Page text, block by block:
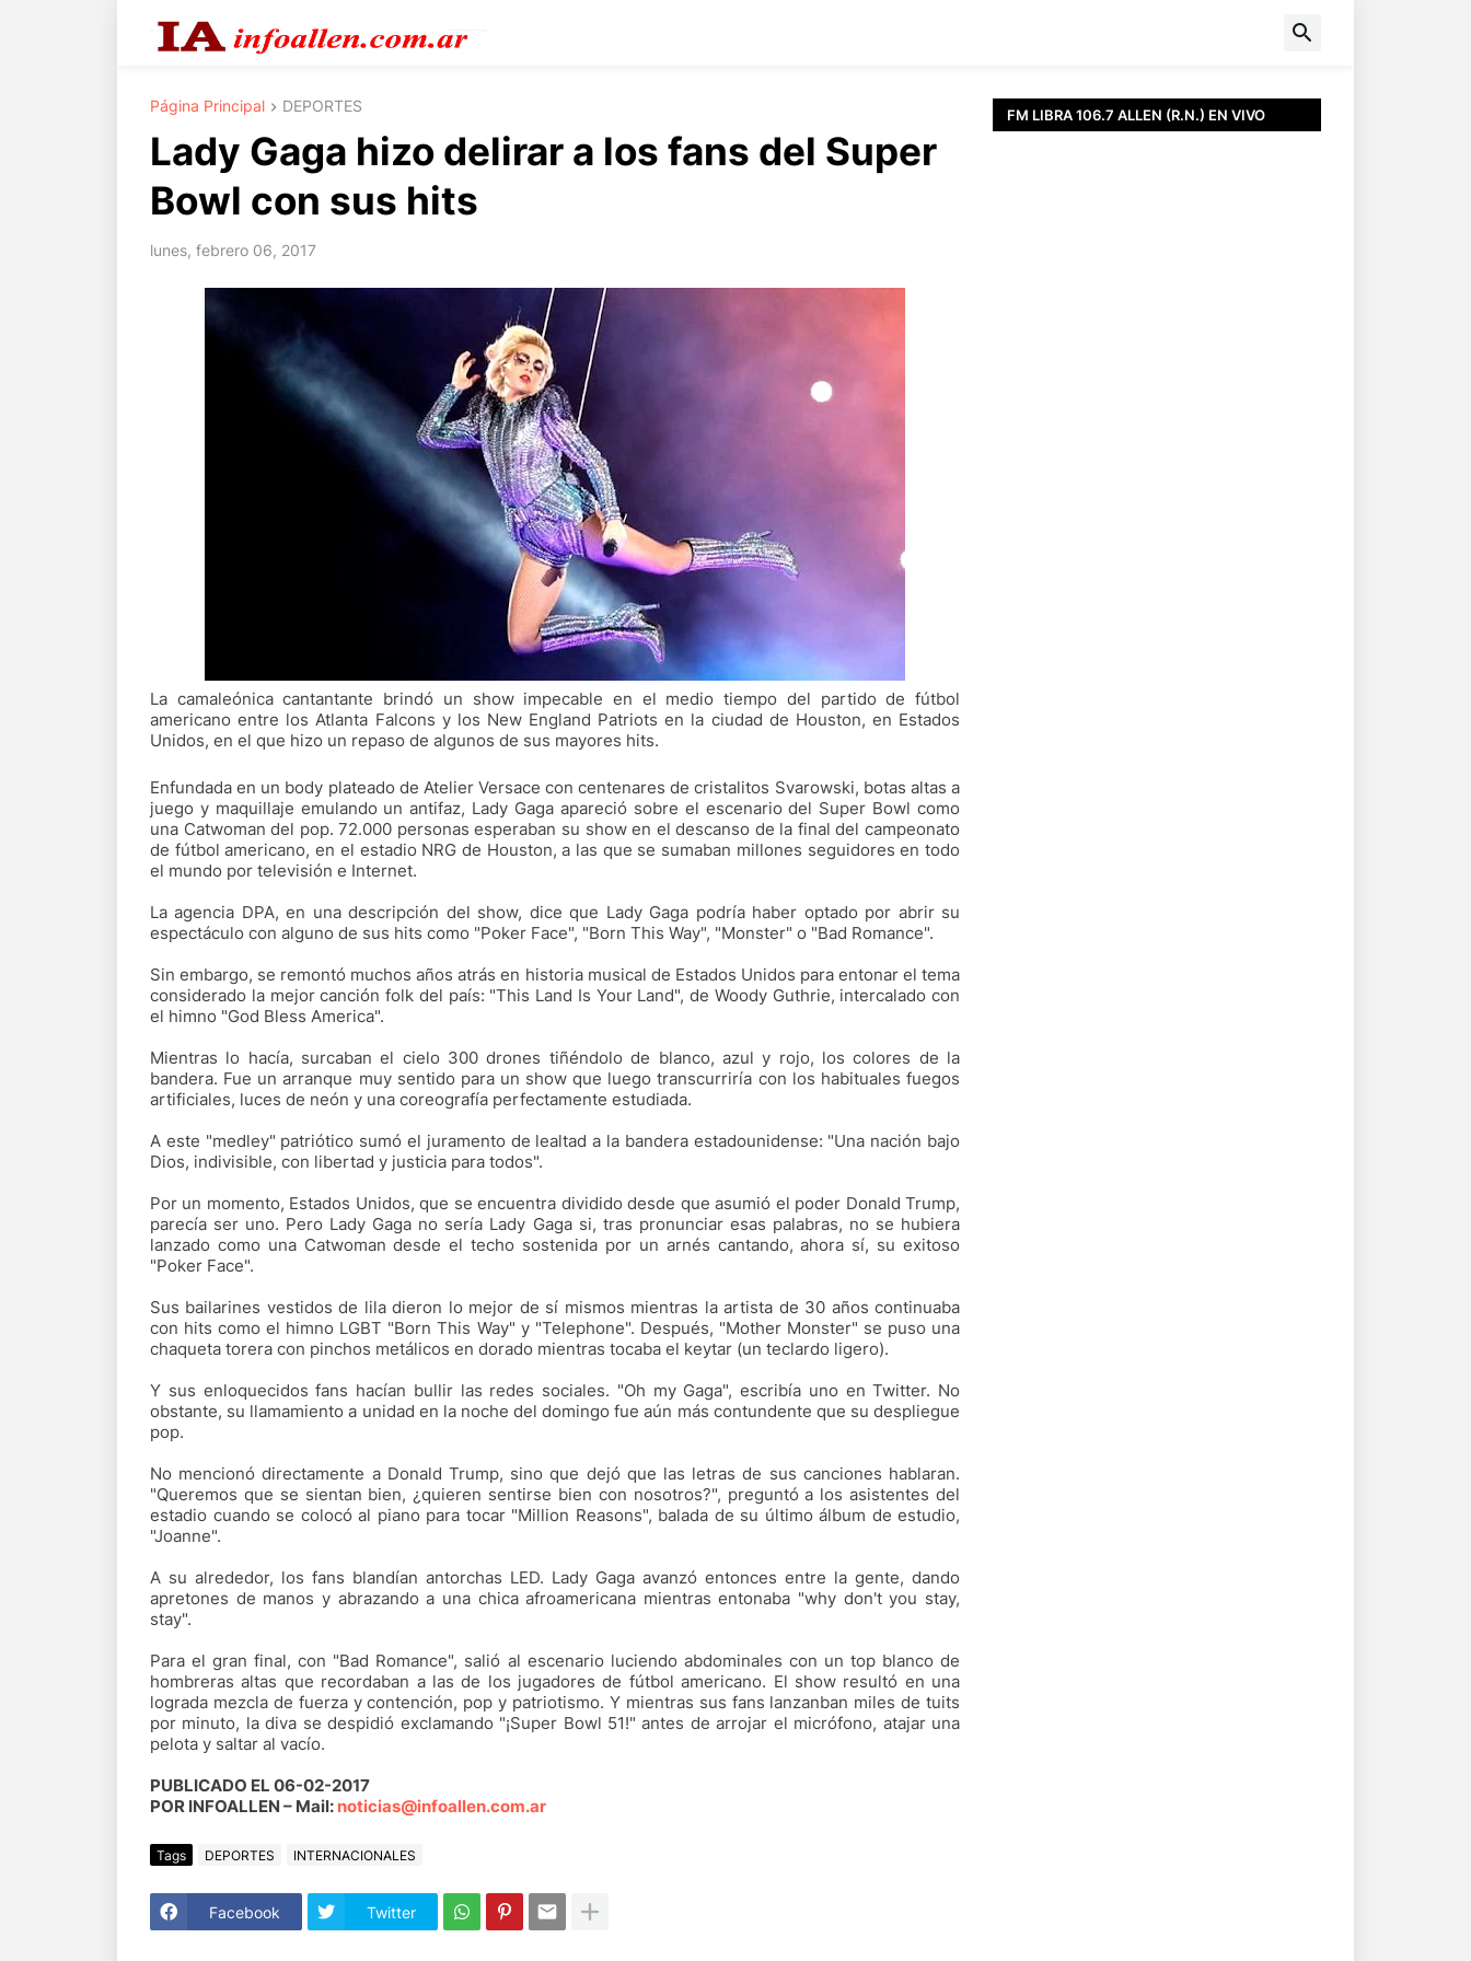
Página Principal DEPORTES
Lady Gaga hizo delirar a los fans del Super
Bowl con sus hits
lunes, febrero 06, 2017
La camaleónica cantantante brindó un show impecable en el medio tiempo del partido de fútbol
americano entre los Atlanta Falcons y los New England Patriots en la ciudad de Houston, en Estados
Unidos, en el que hizo un repaso de algunos de sus mayores hits.
Enfundada en un body plateado de Atelier Versace con centenares de cristalitos Svarowski, botas altas a
juego y maquillaje emulando un antifaz, Lady Gaga apareció sobre el escenario del Super Bowl como
una Catwoman del pop. 72.000 personas esperaban su show en el descanso de la final del campeonato
de fútbol americano, en el estadio NRG de Houston, a las que se sumaban millones seguidores en todo
el mundo por televisión e Internet.
La agencia DPA, en una descripción del show, dice que Lady Gaga podría haber optado por abrir su
espectáculo con alguno de sus hits como "Poker Face", "Born This Way", "Monster" o "Bad Romance".
Sin embargo, se remontó muchos años atrás en historia musical de Estados Unidos para entonar el tema
considerado la mejor canción folk del país: "This Land Is Your Land", de Woody Guthrie, intercalado con
el himno "God Bless America".
Mientras lo hacía, surcaban el cielo 300 drones tiñéndolo de blanco, azul y rojo, los colores de la
bandera. Fue un arranque muy sentido para un show que luego transcurriría con los habituales fuegos
artificiales, luces de neón y una coreografía perfectamente estudiada.
A este "medley" patriótico sumó el juramento de lealtad a la bandera estadounidense: "Una nación bajo
Dios, indivisible, con libertad y justicia para todos".
Por un momento, Estados Unidos, que se encuentra dividido desde que asumió el poder Donald Trump,
parecía ser uno. Pero Lady Gaga no sería Lady Gaga si, tras pronunciar esas palabras, no se hubiera
lanzado como una Catwoman desde el techo sostenida por un arnés cantando, ahora sí, su exitoso
"Poker Face".
Sus bailarines vestidos de lila dieron lo mejor de sí mismos mientras la artista de 30 años continuaba
con hits como el himno LGBT "Born This Way" y "Telephone". Después, "Mother Monster" se puso una
chaqueta torera con pinchos metálicos en dorado mientras tocaba el keytar (un teclardo ligero).
Y sus enloquecidos fans hacían bullir las redes sociales. "Oh my Gaga", escribía uno en Twitter. No
obstante, su llamamiento a unidad en la noche del domingo fue aún más contundente que su despliegue
pop.
No mencionó directamente a Donald Trump, sino que dejó que las letras de sus canciones hablaran.
"Queremos que se sientan bien, ¿quieren sentirse bien con nosotros?", preguntó a los asistentes del
estadio cuando se colocó al piano para tocar "Million Reasons", balada de su último álbum de estudio,
"Joanne".
A su alrededor, los fans blandían antorchas LED. Lady Gaga avanzó entonces entre la gente, dando
apretones de manos y abrazando a una chica afroamericana mientras entonaba "why don't you stay,
stay".
Para el gran final, con "Bad Romance", salió al escenario luciendo abdominales con un top blanco de
hombreras altas que recordaban a las de los jugadores de fútbol americano. El show resultó en una
lograda mezcla de fuerza y contención, pop y patriotismo. Y mientras sus fans lanzanban miles de tuits
por minuto, la diva se despidió exclamando "¡Super Bowl 51!" antes de arrojar el micrófono, atajar una
pelota y saltar al vacío.
PUBLICADO EL 06-02-2017
POR INFOALLEN – Mail: noticias@infoallen.com.ar
Tags DEPORTES INTERNACIONALES
Facebook Twitter
FM LIBRA 106.7 ALLEN (R.N.) EN VIVO